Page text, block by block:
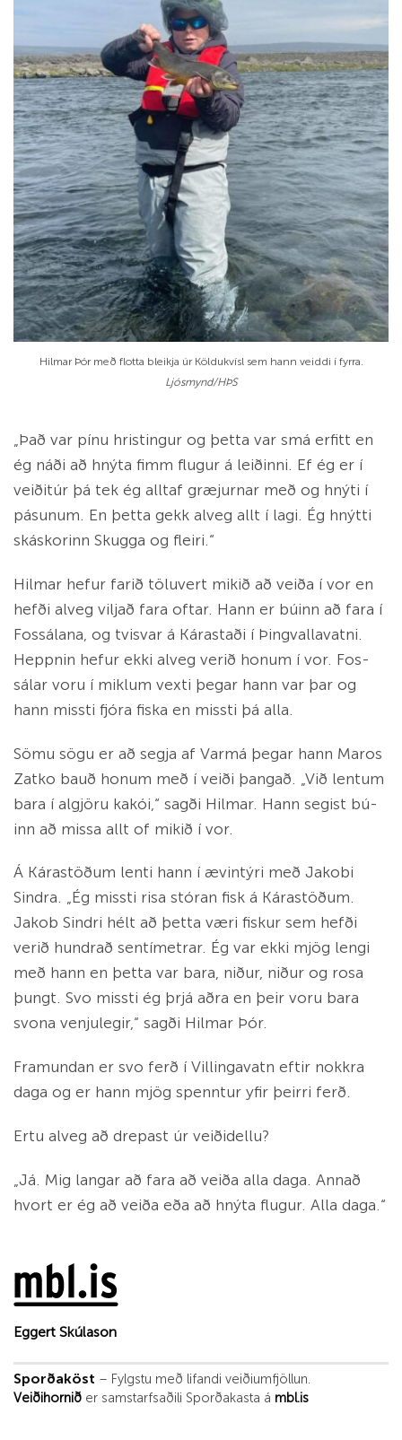
Hilm­ar Þór með flotta bleikja úr Köldu­kvísl sem hann veiddi í fyrra.
Ljós­mynd/​HÞS
„Það var pínu hrist­ing­ur og þetta var smá erfitt en
ég náði að hnýta fimm flug­ur á leiðinni. Ef ég er í
veiðitúr þá tek ég alltaf græj­urn­ar með og hnýti í
pás­un­um. En þetta gekk al­veg allt í lagi. Ég hnýtti
ská­skor­inn Skugga og fleiri.“
Hilm­ar hef­ur farið tölu­vert mikið að veiða í vor en
hefði al­veg viljað fara oft­ar. Hann er bú­inn að fara í
Fos­sál­ana, og tvisvar á Kár­astaði í Þing­valla­vatni.
Heppn­in hef­ur ekki al­veg verið hon­um í vor. Fos­
sál­ar voru í mikl­um vexti þegar hann var þar og
hann missti fjóra fiska en missti þá alla.
Sömu sögu er að segja af Varmá þegar hann Mar­os
Zat­ko bauð hon­um með í veiði þangað. „Við lent­um
bara í al­gjöru kakói,“ sagði Hilm­ar. Hann seg­ist bú­
inn að missa allt of mikið í vor.
Á Kára­stöðum lenti hann í æv­in­týri með Jakobi
Sindra. „Ég missti risa stór­an fisk á Kára­stöðum.
Jakob Sindri hélt að þetta væri fisk­ur sem hefði
verið hundrað sentí­metr­ar. Ég var ekki mjög lengi
með hann en þetta var bara, niður, niður og rosa
þungt. Svo missti ég þrjá aðra en þeir voru bara
svona venju­leg­ir,“ sagði Hilm­ar Þór.
Framund­an er svo ferð í Vill­inga­vatn eft­ir nokkra
daga og er hann mjög spennt­ur yfir þeirri ferð.
Ertu al­veg að drep­ast úr veiðidellu?
„Já. Mig lang­ar að fara að veiða alla daga. Annað
hvort er ég að veiða eða að hnýta flug­ur. Alla daga.“
Eggert Skúlason
Sporðaköst – Fylgstu með lifandi veiðiumfjöllun.
Veiðihornið er samstarfsaðili Sporðakasta á mbl.is